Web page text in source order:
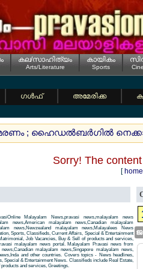
കല/സാഹിത്യം
Arts/Literature
കായികം
Sports
ഗള്‍ഫ് അമേരിക്ക
; ഹൈഡല്‍ബര്‍ഗില്‍ നെക്കാര്‍
Sorry! The
[ home
Malayalam News,pravasi news,malayalam news
news,American malayalam news,Canadian malayalam
news,Newzealand malayalam news,Malayalees News
Sports, Classifieds, Current Affairs, Special & Entertainment
Job Vacancies, Buy & Sell of products and services,
malayalam news portal. Malayalam Pravasi news from
malayalam news,Singapore malayalam news,
and other countries. Covers topics - News headlines,
Special & Entertainment News. Classifieds include Real Estate,
and services, Greetings.